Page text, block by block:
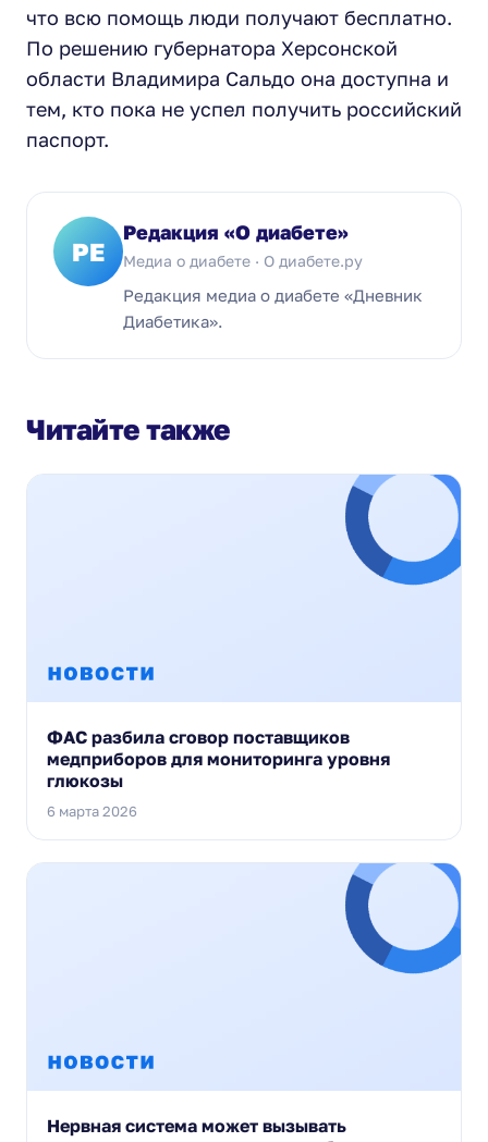
что всю помощь люди получают бесплатно.
По решению губернатора Херсонской
области Владимира Сальдо она доступна и
тем, кто пока не успел получить российский
паспорт.
РЕ
Редакция «О диабете»
Медиа о диабете · О диабете.ру
Редакция медиа о диабете «Дневник
Диабетика».
Читайте также
ФАС разбила сговор поставщиков
медприборов для мониторинга уровня
глюкозы
6 марта 2026
Нервная система может вызывать